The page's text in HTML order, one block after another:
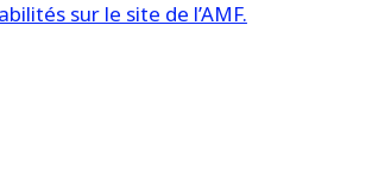
sur le site de l’AMF.